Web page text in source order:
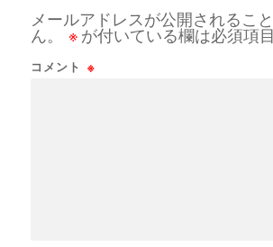
メールアドレスが公開されるこ
ん。
※ が付いている欄は必須項
コメント ※